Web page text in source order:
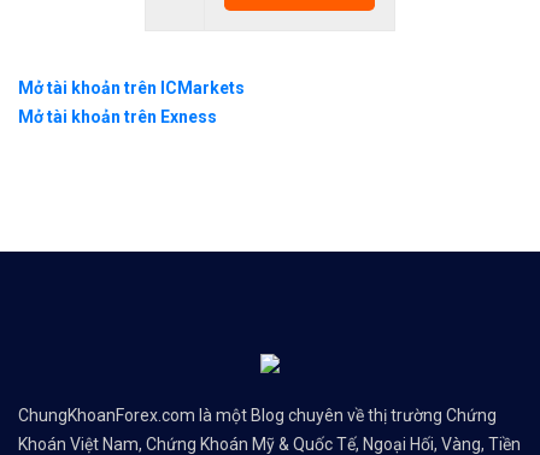
Mở tài khoản trên ICMarkets
Mở tài khoản trên Exness
ChungKhoanForex.com là một Blog chuyên về thị trường Chứng
Khoán Việt Nam, Chứng Khoán Mỹ & Quốc Tế, Ngoại Hối, Vàng, Tiền